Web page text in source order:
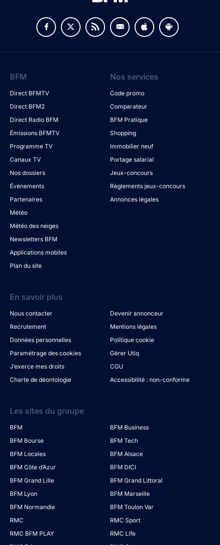
BFM
Direct BFMTV
Direct BFM2
Direct Radio BFM
Émissions BFMTV
Programme TV
Canaux TV
Nos dossiers
Évènements
Partenaires
Météo
Météo des neiges
Newsletters BFM
Applications mobiles
Plan du site
Nos services
Code promo
Comparateur
BFM Pratique
Shopping
Immobilier neuf
Portage salarial
Jeux-concours
Règlements jeux-concours
Annonces légales
En savoir plus
Nous contacter
Devenir annonceur
Recrutement
Mentions légales
Données personnelles
Politique cookie
Paramétrage des cookies
Gérer Utiq
J’exerce mes droits
CGU
Charte de déontologie
Accessibilité : non-conforme
Les sites du groupe
BFM
BFM Business
BFM Bourse
BFM Tech
BFM Locales
BFM Alsace
BFM Côte d’Azur
BFM DICI
BFM Grand Lille
BFM Grand Littoral
BFM Lyon
BFM Marseille
BFM Normandie
BFM Toulon Var
RMC
RMC Sport
RMC BFM PLAY
RMC Life